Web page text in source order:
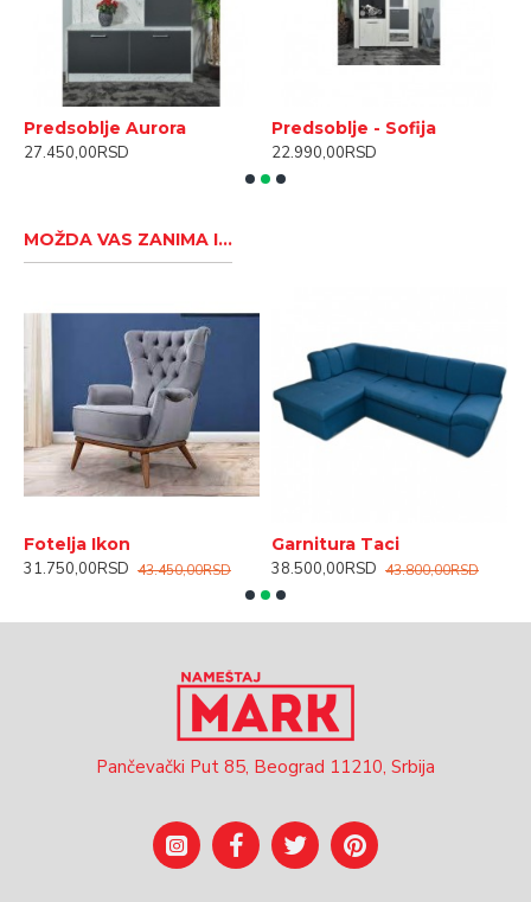
Predsoblje Aurora
27.450,00RSD
Predsoblje - Sofija
22.990,00RSD
MOŽDA VAS ZANIMA I...
Fotelja Ikon
31.750,00RSD 43.450,00RSD
Garnitura Taci
38.500,00RSD 43.800,00RSD
Pančevački Put 85, Beograd 11210, Srbija